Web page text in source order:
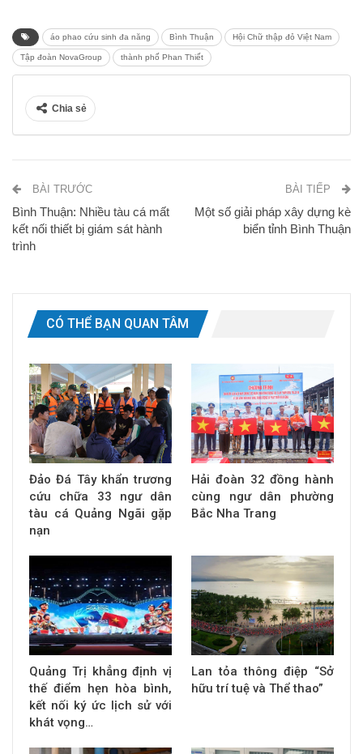
áo phao cứu sinh đa năng Bình Thuận Hội Chữ thập đỏ Việt Nam
Tập đoàn NovaGroup thành phố Phan Thiết
Chia sẻ
BÀI TRƯỚC
Bình Thuận: Nhiều tàu cá mất
kết nối thiết bị giám sát hành
trình
BÀI TIẾP
Một số giải pháp xây dựng kè
biển tỉnh Bình Thuận
CÓ THỂ BẠN QUAN TÂM
Đảo Đá Tây khẩn trương
cứu chữa 33 ngư dân
tàu cá Quảng Ngãi gặp
nạn
Hải đoàn 32 đồng hành
cùng ngư dân phường
Bắc Nha Trang
Quảng Trị khẳng định vị
thế điểm hẹn hòa bình,
kết nối ký ức lịch sử với
khát vọng…
Lan tỏa thông điệp “Sở
hữu trí tuệ và Thể thao”